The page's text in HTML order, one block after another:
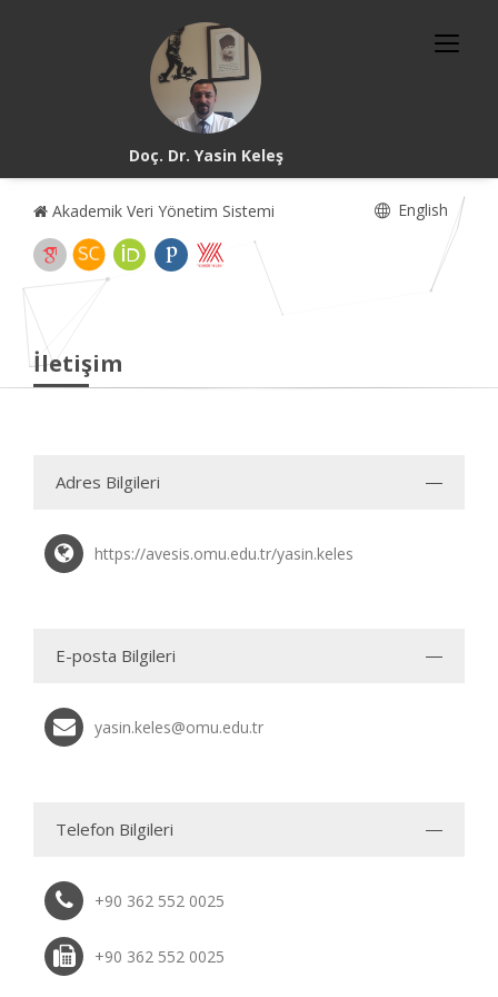
Doç. Dr. Yasin Keleş
Akademik Veri Yönetim Sistemi English
İletişim
Adres Bilgileri
https://avesis.omu.edu.tr/yasin.keles
E-posta Bilgileri
yasin.keles@omu.edu.tr
Telefon Bilgileri
+90 362 552 0025
+90 362 552 0025